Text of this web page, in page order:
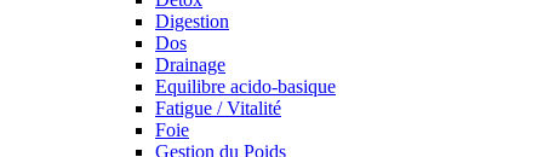
Digestion
Dos
Drainage
Equilibre acido-basique
Fatigue / Vitalité
Foie
Gestion du Poids